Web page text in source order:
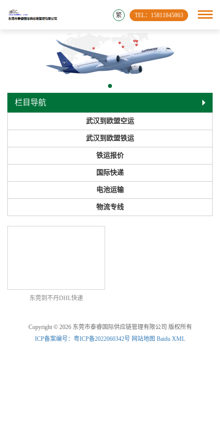
TEL：15811845863
繁
栏目导航
武汉到欧盟空运
武汉到欧盟铁运
铁运报价
国际快递
电池运输
物流专线
东莞到不丹DHL快递
Copyright © 2026 东莞市泰睿国际供应链管理有限公司 版权所有
ICP备案编号：粤ICP备2022060342号 网站地图 Baidu XML